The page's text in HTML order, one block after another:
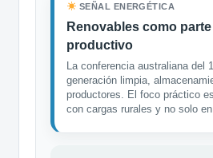
SEÑAL ENERGÉTICA
Renovables como
productivo
La conferencia australiana del
generación limpia,
productores. El foco práctico
con cargas rurales y no solo